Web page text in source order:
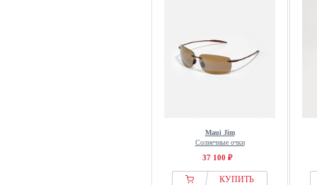
Maui Jim
Солнечные очки
37 100 ₽
КУПИТЬ